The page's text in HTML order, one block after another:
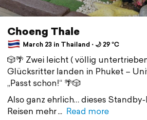
Choeng Thale
March 23 in Thailand ⋅ 🌙 29 °C
🎲🌴 Zwei leicht ( völlig
Glücksritter landen in Phuket –
„Passt schon!“ 🌴🎲
Also ganz ehrlich… dieses
Reisen mehr
Read more